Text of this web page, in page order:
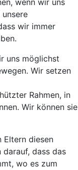
wenn wir uns
wir immer
uns möglichst
Wir setzen
Rahmen, in
Wir können sie
Eltern diesen
darauf, dass das
wo es zum